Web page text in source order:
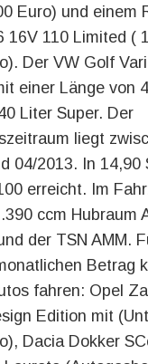
Euro) und einem
16V 110 Limited (
Der VW Golf
einer Länge von
Liter Super. Der
liegt
04/2013. In 14,90
erreicht. Im
ccm Hubraum
der TSN AMM.
Betrag
fahren: Opel
Edition mit
Dacia Dokker